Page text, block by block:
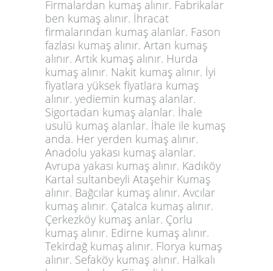
Firmalardan kumaş alınır. Fabrikalar
ben kumaş alınır. İhracat
firmalarından kumaş alanlar. Fason
fazlası kumaş alınır. Artan kumaş
alınır. Artık kumaş alınır. Hurda
kumaş alınır. Nakit kumaş alınır. İyi
fiyatlara yüksek fiyatlara kumaş
alınır. yediemin kumaş alanlar.
Sigortadan kumaş alanlar. İhale
usulü kumaş alanlar. İhale ile kumaş
anda. Her yerden kumaş alınır.
Anadolu yakası kumaş alanlar.
Avrupa yakası kumaş alınır. Kadıköy
Kartal sultanbeyli Ataşehir Kumaş
alınır. Bağcılar kumaş alınır. Avcılar
kumaş alınır. Çatalca kumaş alınır.
Çerkezköy kumaş anlar. Çorlu
kumaş alınır. Edirne kumaş alınır.
Tekirdağ kumaş alınır. Florya kumaş
alınır. Sefaköy kumaş alınır. Halkalı